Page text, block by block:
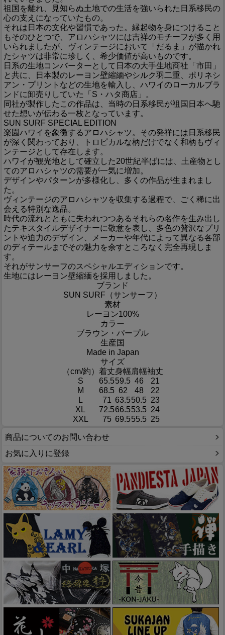
祖国を離れ、見知らぬ土地での生活を強いられた日系移民の
心の支えになっていたもの。
それは日本の文化や習慣であった。縁起物を身につけること
もそのひとつで、アロハシャツには吉祥のモチーフが多く用
いられましたが、ヴィンテージにおいて「だるま」が描かれ
たシャツは非常に珍しく、希少価値が高いものです。
日系の生地コンバーターとして日本の大手生地商社「市田」
と共に、日本製のレーヨン壁縮緬やシルク羽二重、ポリネシ
アン・プリントなどの生地を輸入し、ハワイのローカルブラ
ンドに卸売りしていた「S・ハタ商店」。
同社が製作したこの作品は、当時の日系移民が祖国日本へ馳
せた想いが伝わる一枚となっています。
SUN SURF SPECIAL EDITION
楽園ハワイを象徴するアロハシャツ。その発祥には日系移民
が深く関わっており、トロピカルな柄だけでなく和柄もヴィ
ンテージとして存在します。
ハワイが観光地として確立した20世紀半ばには、土産物とし
てのアロハシャツの需要が一気に増加。
デザインやパターンが多様化し、多くの作品が生まれまし
た。
ヴィンテージのアロハシャツを収集する過程で、ごく稀に出
会える特別な逸品。
時代の流れとともに失われつつあるそれらの名作を生み出し
たテキスタイルデザイナーに敬意を表し、多色の贅沢なプリ
ントや迫力のデザイン、メーカーや年代によって異なる各部
のディテールまでその魅力を余すところなく完全再現しま
す。
それがサンサーフのスペシャルエディションです。
生地にはレーヨン壁縮緬を採用しました。
ブランド
SUN SURF（サンサーフ）
素材
レーヨン100%
カラー
ブラウン・パープル
生産国
Made in Japan
サイズ
（cm/約） 着丈身幅肩幅袖丈
S
65.559.5 46
21
M
68.5 62 48
22
L
71 63.550.5 23
XL
72.566.553.5 24
XXL
75 69.555.5 25
商品についてのお問い合わせ
お気に入りに登録